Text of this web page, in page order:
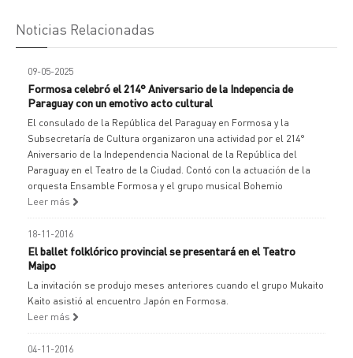
Noticias Relacionadas
09-05-2025
Formosa celebró el 214° Aniversario de la Indepencia de
Paraguay con un emotivo acto cultural
El consulado de la República del Paraguay en Formosa y la
Subsecretaría de Cultura organizaron una actividad por el 214°
Aniversario de la Independencia Nacional de la República del
Paraguay en el Teatro de la Ciudad. Contó con la actuación de la
orquesta Ensamble Formosa y el grupo musical Bohemio
Leer más
18-11-2016
El ballet folklórico provincial se presentará en el Teatro
Maipo
La invitación se produjo meses anteriores cuando el grupo Mukaito
Kaito asistió al encuentro Japón en Formosa.
Leer más
04-11-2016